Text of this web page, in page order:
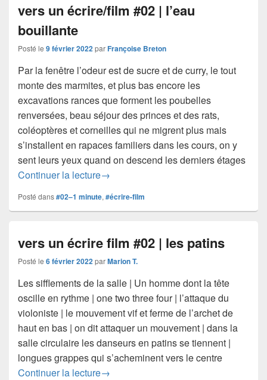
vers un écrire/film #02 | l’eau
bouillante
Posté le 9 février 2022parFrançoise Breton
Par la fenêtre l’odeur est de sucre et de curry, le tout
monte des marmites, et plus bas encore les
excavations rances que forment les poubelles
renversées, beau séjour des princes et des rats,
coléoptères et corneilles qui ne migrent plus mais
s’installent en rapaces familiers dans les cours, on y
sent leurs yeux quand on descend les derniers étages
Continuer la lecturevers un écrire/film #02 | l’eau bouillante
→
Posté dans#02–1 minute, #écrire-film
vers un écrire film #02 | les patins
Posté le 6 février 2022parMarion T.
Les sifflements de la salle | Un homme dont la tête
oscille en rythme | one two three four | l’attaque du
violoniste | le mouvement vif et ferme de l’archet de
haut en bas | on dit attaquer un mouvement | dans la
salle circulaire les danseurs en patins se tiennent |
longues grappes qui s’acheminent vers le centre
Continuer la lecturevers un écrire film #02 | les patins
→